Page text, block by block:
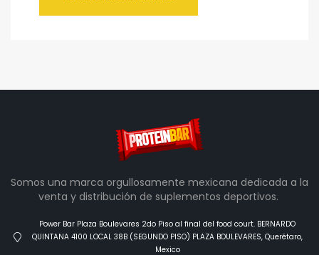
Somos una marca orgullosamente mexicana dedicada a la
venta y distribución de suplementos deportivos.
Power Bar Plaza Boulevares 2do Piso al final del food court. BERNARDO
QUINTANA 4100 LOCAL 38B (SEGUNDO PISO) PLAZA BOULEVARES, Querétaro,
Mexico